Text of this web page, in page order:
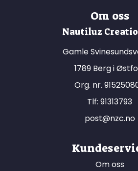
Om oss
Nautiluz
Gamle
1789 Berg i
Org. nr.
Tlf: 91313793
post@nzc.no
Om oss